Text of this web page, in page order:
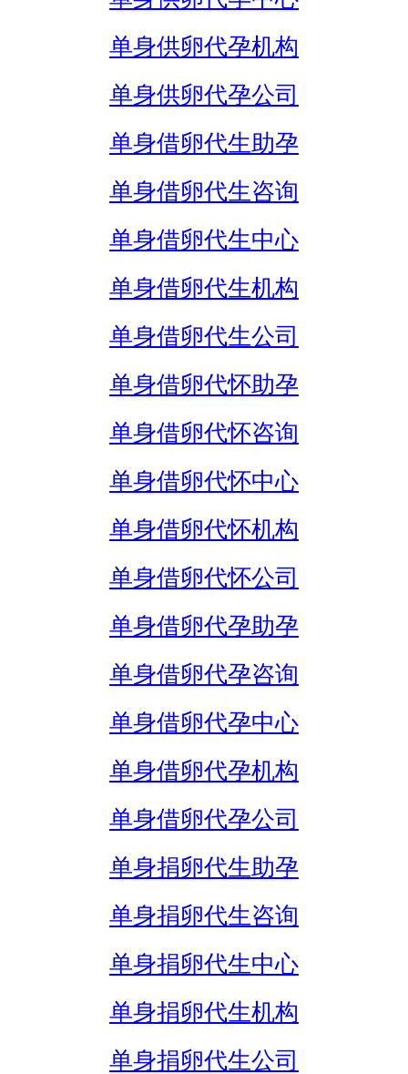
单身供卵代孕机构
单身供卵代孕公司
单身借卵代生助孕
单身借卵代生咨询
单身借卵代生中心
单身借卵代生机构
单身借卵代生公司
单身借卵代怀助孕
单身借卵代怀咨询
单身借卵代怀中心
单身借卵代怀机构
单身借卵代怀公司
单身借卵代孕助孕
单身借卵代孕咨询
单身借卵代孕中心
单身借卵代孕机构
单身借卵代孕公司
单身捐卵代生助孕
单身捐卵代生咨询
单身捐卵代生中心
单身捐卵代生机构
单身捐卵代生公司